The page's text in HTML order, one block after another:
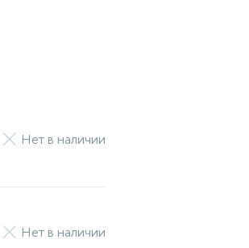
Нет в наличии
Нет в наличии